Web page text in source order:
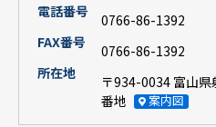
電話番号
0766-86-1392
FAX番号
0766-86-1392
所在地
〒934-0034 富山県
番地
案内図